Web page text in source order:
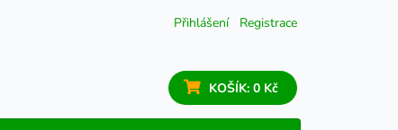
Přihlášení Registrace
KOŠÍK: 0 Kč